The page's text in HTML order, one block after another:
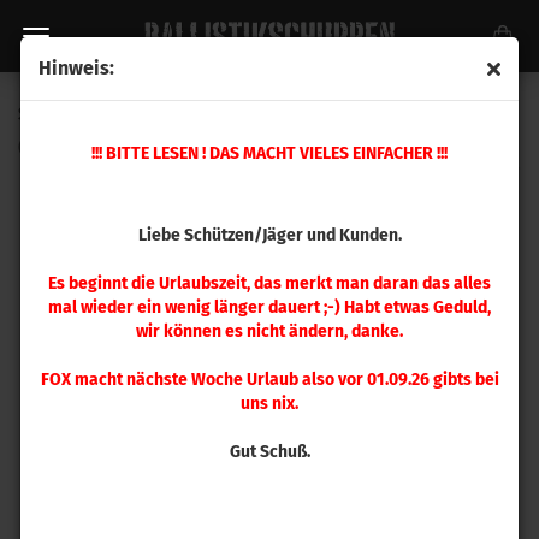
Hinweis:
!!! BITTE LESEN ! DAS MACHT VIELES EINFACHER !!!
Liebe Schützen/Jäger und Kunden.
Es beginnt die Urlaubszeit, das merkt man daran das alles
mal wieder ein wenig länger dauert ;-) Habt etwas Geduld,
wir können es nicht ändern, danke.
FOX macht nächste Woche Urlaub also vor 01.09.26 gibts bei
uns nix.
Gut Schuß.
Sierra .270 Tipped GameKing 140gr 100 Stück
4440)